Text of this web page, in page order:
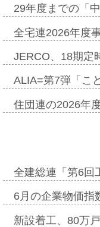
29年度までの「
全宅連2026年度
JERCO、18期定
ALIA=第7弾「こ
住団連の2026年
全建総連「第6回
6月の企業物価
新設着工、80万